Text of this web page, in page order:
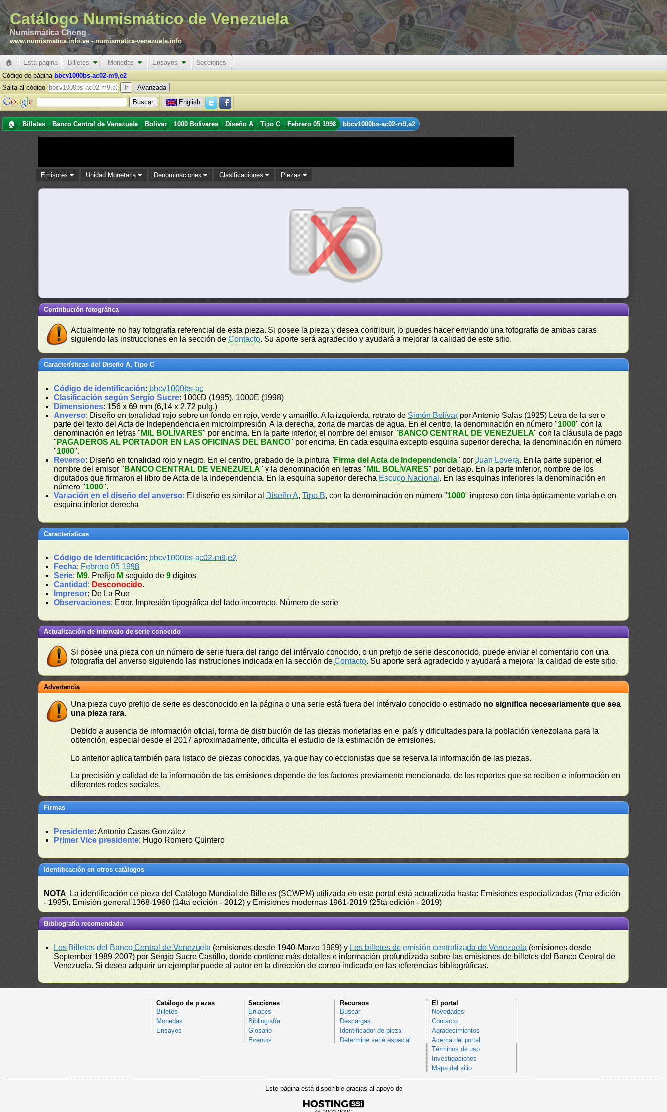
Catálogo Numismático de Venezuela
Numismática Cheng .
www.numismatica.info.ve -numismatica-venezuela.info
🏠 Esta página Billetes Monedas Ensayos
Secciones
Código de página bbcv1000bs-ac02-m9,e2
Salta al código
Avanzada
English
🏠 Billetes Banco Central de Venezuela Bolívar 1000 Bolívares Diseño A Tipo C Febrero 05 1998 bbcv1000bs-ac02-m9,e2
Emisores Unidad Monetaria Denominaciones Clasificaciones Piezas
Contribución fotográfica
Actualmente no hay fotografía referencial de esta pieza. Si posee la pieza y desea contribuir, lo puedes hacer enviando una fotografía de ambas caras
siguiendo las instrucciones en la sección deContacto. Su aporte será agradecido y ayudará a mejorar la calidad de este sitio.
Características del Diseño A, Tipo C
Código de identificación: bbcv1000bs-ac
Clasificación según Sergio Sucre: 1000D (1995), 1000E (1998)
Dimensiones: 156 x 69 mm (6,14 x 2,72 pulg.)
Anverso: Diseño en tonalidad rojo sobre un fondo en rojo, verde y amarillo. A la izquierda, retrato deSimón Bolívar por Antonio Salas (1925) Letra de la serie
parte del texto del Acta de Independencia en microimpresión. A la derecha, zona de marcas de agua. En el centro, la denominación en número "1000" con la
denominación en letras " MIL BOLÍVARES" por encima. En la parte inferior, el nombre del emisor " BANCO CENTRAL DE VENEZUELA" con la cláusula de pago
" PAGADEROS AL PORTADOR EN LAS OFICINAS DEL BANCO" por encima. En cada esquina excepto esquina superior derecha, la denominación en número
"1000".
Reverso: Diseño en tonalidad rojo y negro. En el centro, grabado de la pintura " Firma del Acta de Independencia" porJuan Lovera. En la parte superior, el
nombre del emisor " BANCO CENTRAL DE VENEZUELA" y la denominación en letras " MIL BOLÍVARES" por debajo. En la parte inferior, nombre de los
diputados que firmaron el libro de Acta de la Independencia. En la esquina superior derecha Escudo Nacional . En las esquinas inferiores la denominación en
número "1000".
Variación en el diseño del anverso: El diseño es similar al Diseño A,Tipo B, con la denominación en número "1000" impreso con tinta ópticamente variable en
esquina inferior derecha
Características
Código de identificación: bbcv1000bs-ac02-m9,e2
Fecha: Febrero 05 1998
Serie: M9. Prefijo M seguido de9 dígitos
Cantidad : Desconocido.
Impresor: De La Rue
Observaciones: Error. Impresión tipográfica del lado incorrecto. Número de serie
Actualización de intervalo de serie conocido
Si posee una pieza con un número de serie fuera del rango del intérvalo conocido, o un prefijo de serie desconocido, puede enviar el comentario con una
fotografía del anverso siguiendo las instruciones indicada en la sección deContacto. Su aporte será agradecido y ayudará a mejorar la calidad de este sitio.
Advertencia
Una pieza cuyo prefijo de serie es desconocido en la página o una serie está fuera del intérvalo conocido o estimado no significa necesariamente que sea
una pieza rara.
Debido a ausencia de información oficial, forma de distribución de las piezas monetarias en el país y dificultades para la población venezolana para la
obtención, especial desde el 2017 aproximadamente, dificulta el estudio de la estimación de emisiones.
Lo anterior aplica también para listado de piezas conocidas, ya que hay coleccionistas que se reserva la información de las piezas.
La precisión y calidad de la información de las emisiones depende de los factores previamente mencionado, de los reportes que se reciben e información en
diferentes redes sociales.
Firmas
Presidente: Antonio Casas González
Primer Vice presidente: Hugo Romero Quintero
Identificación en otros catálogos
NOTA: La identificación de pieza del Catálogo Mundial de Billetes (SCWPM) utilizada en este portal está actualizada hasta: Emisiones especializadas (7ma edición
- 1995), Emisión general 1368-1960 (14ta edición - 2012) y Emisiones modernas 1961-2019 (25ta edición - 2019)
Bibliografía recomendada
Los Billetes del Banco Central de Venezuela (emisiones desde 1940-Marzo 1989) y Los billetes de emisión centralizada de Venezuela (emisiones desde
September 1989-2007) por Sergio Sucre Castillo, donde contiene más detalles e información profundizada sobre las emisiones de billetes del Banco Central de
Venezuela. Si desea adquirir un ejemplar puede al autor en la dirección de correo indicada en las referencias bibliográficas.
Catálogo de piezas
Billetes
Monedas
Ensayos
Secciones
Enlaces
Bibliografía
Glosario
Eventos
Recursos
Buscar
Descargas
Identificador de pieza
Determine serie especial
El portal
Novedades
Contacto
Agradecimientos
Acerca del portal
Términos de uso
Investigaciones
Mapa del sitio
Este página está disponible gracias al apoyo de